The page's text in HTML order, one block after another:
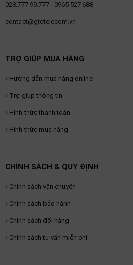
028.777.99.777 - 0965 527 688
contact@gtctelecom.vn
TRỢ GIÚP MUA HÀNG
Hướng dẫn mua hàng online
Trợ giúp thông tin
Hình thức thanh toán
Hình thức mua hàng
CHÍNH SÁCH & QUY ĐỊNH
Chính sách vận chuyển
Chính sách bảo hành
Chính sách đổi hàng
Chính sách tư vấn miễn phí